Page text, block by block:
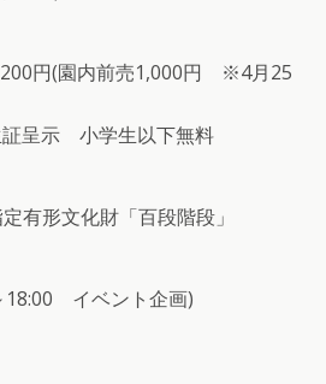
円(園内前売1,000円 ※4月25
呈示 小学生以下無料
有形文化財「百段階段」
18:00 イベント企画)